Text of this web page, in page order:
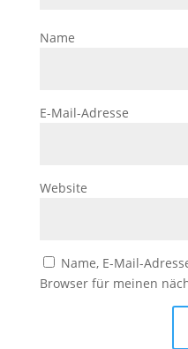
Name
E-Mail-Adresse
Website
Name, E-Mail-
Browser für meinen